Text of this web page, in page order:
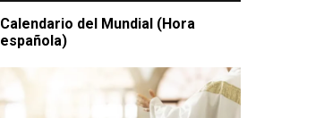
Calendario del Mundial (Hora
española)